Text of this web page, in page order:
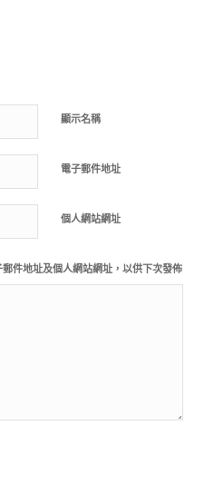
顯示名稱
電子郵件地址
個人網站網址
件地址及個人網站網址，以供下次發佈